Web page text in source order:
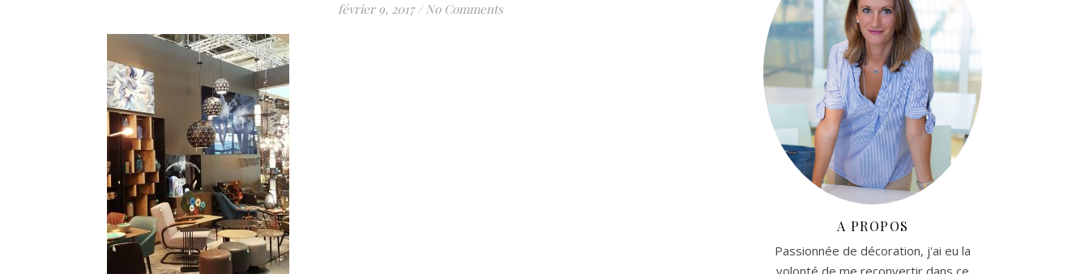
février 9, 2017 / No Comments
A PROPOS
Passionnée de décoration, j'ai eu la
volonté de me reconvertir dans ce